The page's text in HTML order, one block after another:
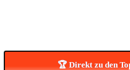
🏆 Direkt zu den